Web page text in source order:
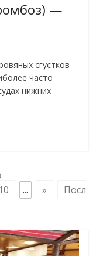
—
сгустков
часто
нижних
10 ... »
Посл